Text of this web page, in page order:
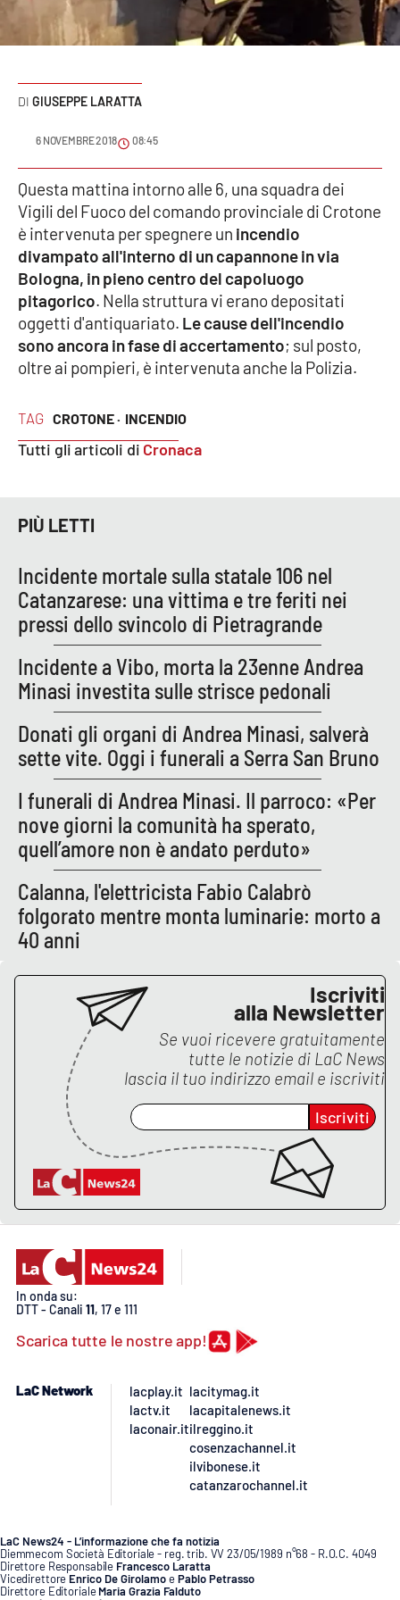
Sanità
Cultura
Podcast
Meteo
Editoriali
VIDEO
Ambiente
Cultura
Politica
Sanità
Società
Sport
RUBRICHE
Good Morning Vietnam
Parchi Marini Calabria
Leggendo Alvaro insieme
Imprese Di Calabria
Le perfidie di Antonella Grippo
Venti di comunicazione
STREAMING
LaC TV
LaC Network
LaC OnAir
EDIZIONI
LOCALI
Catanzaro
Vibo Valentia
Lamezia Terme
GIUSEPPE LARATTA
6 NOVEMBRE 2018 08:45
TAG CROTONE · INCENDIO
Tutti gli articoli di Cronaca
Questa mattina intorno alle 6, una squadra dei
Vigili del Fuoco del comando provinciale di Crotone
è intervenuta per spegnere un incendio
divampato all'interno di un capannone in via
Bologna, in pieno centro del capoluogo
pitagorico. Nella struttura vi erano depositati
oggetti d'antiquariato. Le cause dell'incendio
sono ancora in fase di accertamento; sul posto,
oltre ai pompieri, è intervenuta anche la Polizia.
PIÙ LETTI
Incidente mortale sulla statale 106 nel
Catanzarese: una vittima e tre feriti nei
pressi dello svincolo di Pietragrande
Incidente a Vibo, morta la 23enne Andrea
Minasi investita sulle strisce pedonali
Donati gli organi di Andrea Minasi, salverà
sette vite. Oggi i funerali a Serra San Bruno
I funerali di Andrea Minasi. Il parroco: «Per
nove giorni la comunità ha sperato,
quell’amore non è andato perduto»
Calanna, l'elettricista Fabio Calabrò
folgorato mentre monta luminarie: morto a
40 anni
Iscriviti
alla Newsletter
Se vuoi ricevere gratuitamente
tutte le notizie di LaC News
lascia il tuo indirizzo email e iscriviti
Iscriviti
In onda su:
DTT - Canali 11, 17 e 111
Scarica tutte le nostre app!
LaC Network
lacplay.it
lactv.it
laconair.it
lacitymag.it
lacapitalenews.it
ilreggino.it
cosenzachannel.it
ilvibonese.it
catanzarochannel.it
LaC News24 - L’informazione che fa notizia
Diemmecom Società Editoriale - reg. trib. VV 23/05/1989 n°68 - R.O.C. 4049
Direttore Responsabile Francesco Laratta
Vicedirettore Enrico De GirolamoePablo Petrasso
Direttore Editoriale Maria Grazia Falduto